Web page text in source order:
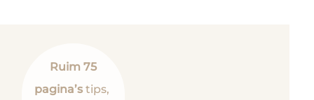
Ruim 75
pagina’s tips,